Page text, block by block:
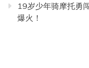
19岁少年骑摩托勇
爆火！